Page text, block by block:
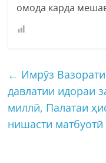
омода карда
← Имрӯз
давлатии идораи
миллӣ, Палатаи
нишасти